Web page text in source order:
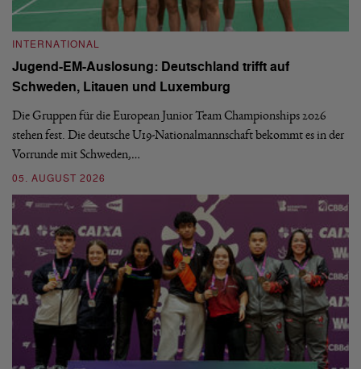
INTERNATIONAL
Jugend-EM-Auslosung: Deutschland trifft auf
Schweden, Litauen und Luxemburg
Die Gruppen für die European Junior Team Championships 2026
stehen fest. Die deutsche U19-Nationalmannschaft bekommt es in der
Vorrunde mit Schweden,…
05. AUGUST 2026